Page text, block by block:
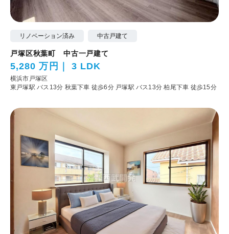
リノベーション済み 中古戸建て
戸塚区秋葉町 中古一戸建て
5,280 万円 3 LDK
横浜市戸塚区
東戸塚駅 バス13分 秋葉下車 徒歩6分 戸塚駅 バス13分 柏尾下車 徒歩15分